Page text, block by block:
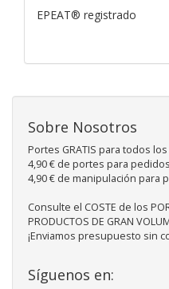
EPEAT® registrado
Sobre Nosotros
Portes GRATIS para todos
4,90 € de portes para
4,90 € de manipulación para
Consulte el COSTE de los
PRODUCTOS DE GRAN
¡Enviamos presupuesto sin
Síguenos en: